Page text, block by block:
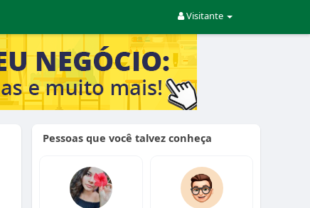
Visitante
Pessoas que você talvez conheça